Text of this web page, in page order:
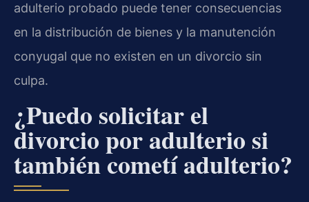
adulterio probado puede tener consecuencias
en la distribución de bienes y la manutención
conyugal que no existen en un divorcio sin
culpa.
¿Puedo solicitar el
divorcio por adulterio si
también cometí adulterio?